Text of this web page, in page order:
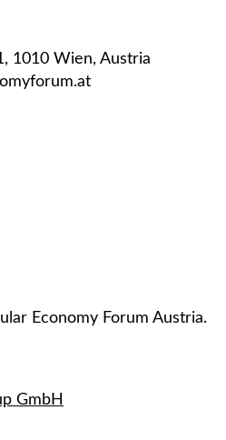
1010 Wien, Austria
Economy Forum Austria.
GmbH